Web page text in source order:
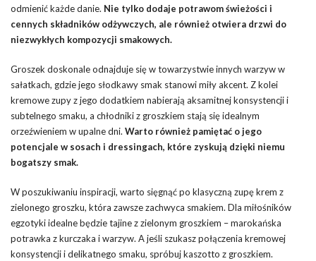
odmienić każde danie. Nie tylko dodaje potrawom świeżości i
cennych składników odżywczych, ale również otwiera drzwi do
niezwykłych kompozycji smakowych.
Groszek doskonale odnajduje się w towarzystwie innych warzyw w
sałatkach, gdzie jego słodkawy smak stanowi miły akcent. Z kolei
kremowe zupy z jego dodatkiem nabierają aksamitnej konsystencji i
subtelnego smaku, a chłodniki z groszkiem stają się idealnym
orzeźwieniem w upalne dni. Warto również pamiętać o jego
potencjale w sosach i dressingach, które zyskują dzięki niemu
bogatszy smak.
W poszukiwaniu inspiracji, warto sięgnąć po klasyczną zupę krem z
zielonego groszku, która zawsze zachwyca smakiem. Dla miłośników
egzotyki idealne będzie tajine z zielonym groszkiem – marokańska
potrawka z kurczaka i warzyw. A jeśli szukasz połączenia kremowej
konsystencji i delikatnego smaku, spróbuj kaszotto z groszkiem.